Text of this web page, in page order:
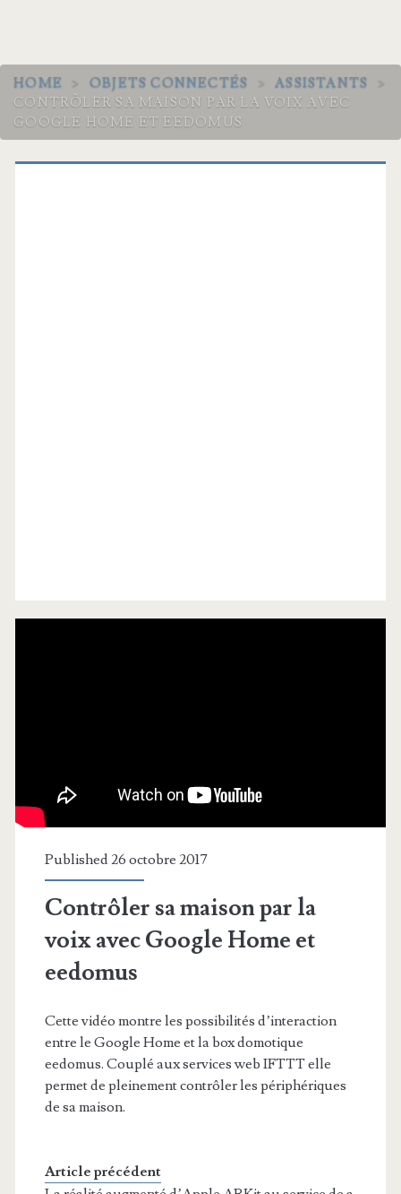
HOME > OBJETS CONNECTÉS > ASSISTANTS
>
CONTRÔLER SA MAISON PAR LA VOIX AVEC
GOOGLE HOME ET EEDOMUS
Published 26 octobre 2017
Contrôler sa maison par la
voix avec Google Home et
eedomus
Cette vidéo montre les possibilités d’interaction
entre le Google Home et la box domotique
eedomus. Couplé aux services web IFTTT elle
permet de pleinement contrôler les périphériques
de sa maison.
Article précédent